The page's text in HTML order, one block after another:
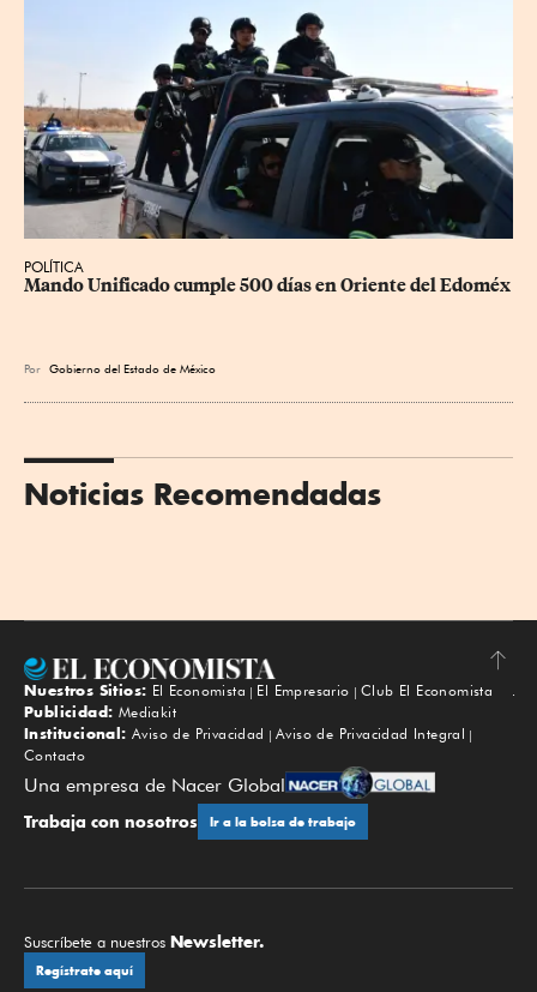
POLÍTICA
Mando Unificado cumple 500 días en Oriente del Edoméx
Por Gobierno del Estado de México
Noticias Recomendadas
Subir
Nuestros Sitios: El Economista El Empresario
Club El Economista
Publicidad: Mediakit
Institucional: Aviso de Privacidad
Aviso de Privacidad Integral
Contacto
Una empresa de Nacer Global
Trabaja con nosotros Ir a la bolsa de trabajo
Suscríbete a nuestros Newsletter.
Regístrate aquí